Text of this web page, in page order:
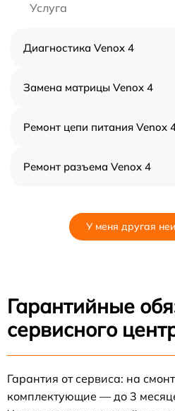
Услуга
Диагностика Venox 4
Замена матрицы Venox 4
Ремонт цепи питания Venox
Ремонт разъема Venox 4
У меня другая
Гарантийные
сервисного
Гарантия от сервиса: на
комплектующие — до 3